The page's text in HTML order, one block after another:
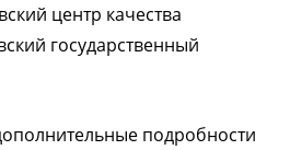
центр качества
государственный
подробности